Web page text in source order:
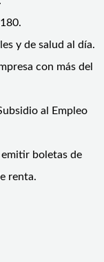
y de salud al día.
con más del
al Empleo
boletas de
renta.